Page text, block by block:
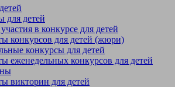
для детей
в конкурсе для детей
конкурсов для детей (жюри)
конкурсы для детей
еженедельных конкурсов для детей
викторин для детей